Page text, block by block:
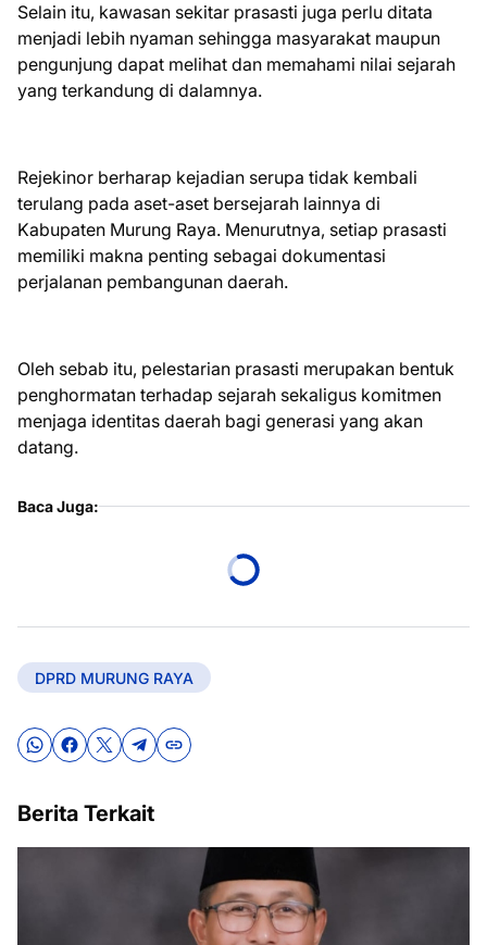
Selain itu, kawasan sekitar prasasti juga perlu ditata
menjadi lebih nyaman sehingga masyarakat maupun
pengunjung dapat melihat dan memahami nilai sejarah
yang terkandung di dalamnya.
Rejekinor berharap kejadian serupa tidak kembali
terulang pada aset-aset bersejarah lainnya di
Kabupaten Murung Raya. Menurutnya, setiap prasasti
memiliki makna penting sebagai dokumentasi
perjalanan pembangunan daerah.
Oleh sebab itu, pelestarian prasasti merupakan bentuk
penghormatan terhadap sejarah sekaligus komitmen
menjaga identitas daerah bagi generasi yang akan
datang.
Baca Juga:
DPRD MURUNG RAYA
Berita Terkait